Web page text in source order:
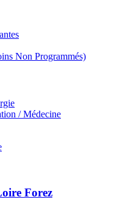
Non Programmés)
/ Médecine
Forez